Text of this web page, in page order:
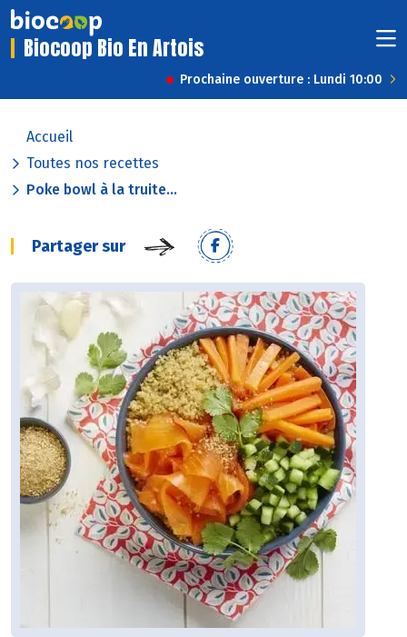
Biocoop Bio En Artois
Prochaine ouverture : Lundi 10:00
Accueil
Toutes nos recettes
Poke bowl à la truite...
Partager sur